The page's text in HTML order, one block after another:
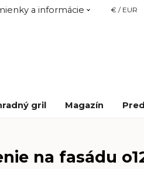
a informácie € / EUR
gril Magazín
na fasádu